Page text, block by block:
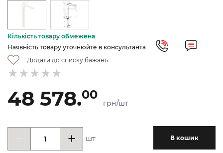
Кількість товару обмежена
Наявність товару уточнюйте в консультанта
Додати до списку бажань
48 578.00
грн/шт
шт В кошик